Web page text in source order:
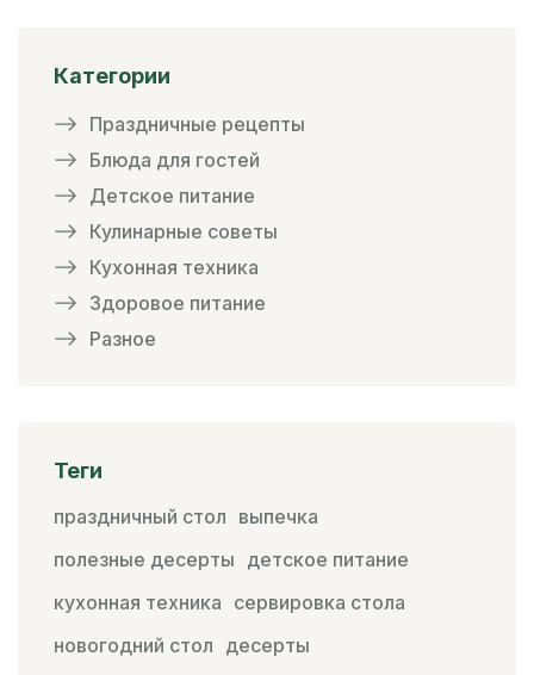
Категории
Праздничные рецепты
Блюда для гостей
Детское питание
Кулинарные советы
Кухонная техника
Здоровое питание
Разное
Теги
праздничный стол выпечка
полезные десерты детское питание
кухонная техника сервировка стола
новогодний стол десерты